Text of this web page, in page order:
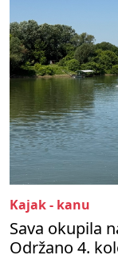
Kajak - kanu
Sava okupila
Održano 4.